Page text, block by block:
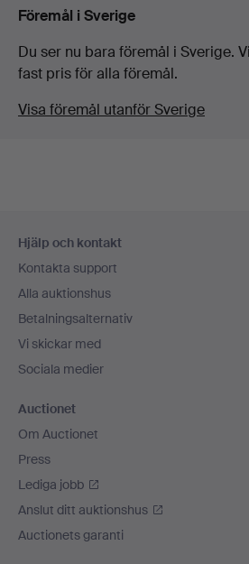
Föremål i Sverige
Du ser nu bara föremål i Sverige.
fast pris för alla föremål.
Visa föremål utanför Sverige
Hjälp och kontakt
Kontakta support
Alla auktionshus
Betalningsalternativ
Vi skickar med
Sociala medier
Auctionet
Om Auctionet
Press
Lediga jobb
Anslut ditt auktionshus
Auctionets garanti